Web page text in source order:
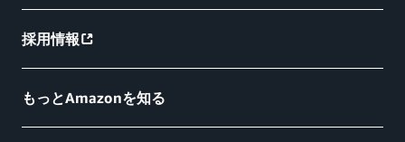
採用情報
もっとAmazonを知る